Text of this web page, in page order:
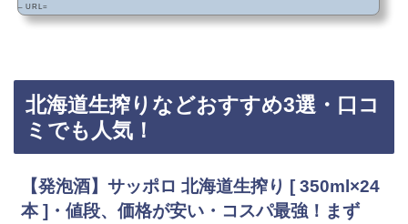
– URL=
北海道生搾りなどおすすめ3選・口コ
ミでも人気！
【発泡酒】サッポロ 北海道生搾り [ 350ml×24
本 ]・値段、価格が安い・コスパ最強！まず